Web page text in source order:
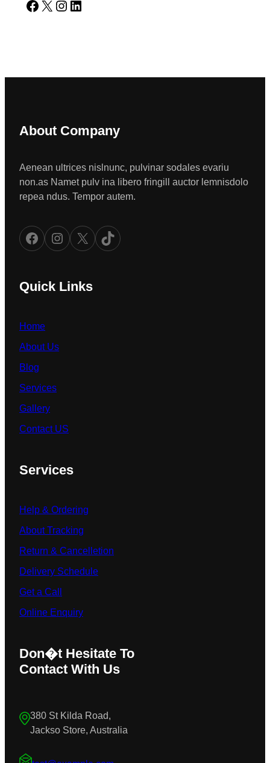
Facebook X Instagram LinkedIn
About Company
Aenean ultrices nislnunc, pulvinar sodales evariu
non.as Namet pulv ina libero fringill auctor lemnisdolo
repea ndus. Tempor autem.
Facebook Instagram X TikTok
Quick Links
Home
About Us
Blog
Services
Gallery
Contact US
Services
Help & Ordering
About Tracking
Return & Cancelletion
Delivery Schedule
Get a Call
Online Enquiry
Don�t Hesitate To
Contact With Us
380 St Kilda Road,
Jackso Store, Australia